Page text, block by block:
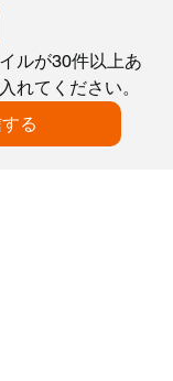
ルが30件以上あ
れてください。
る